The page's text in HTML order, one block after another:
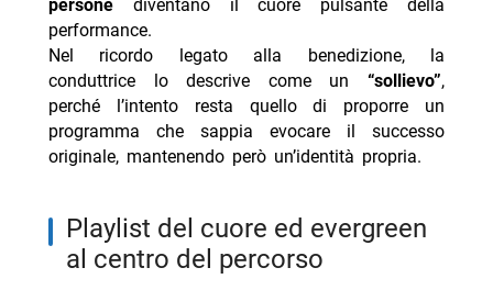
personediventano il cuore pulsante della
performance.
Nel ricordo legato alla benedizione, la
conduttrice lo descrive come un“sollievo”,
perché l’intento resta quello di proporre un
programma che sappia evocare il successo
originale, mantenendo però un’identità propria.
playlist del cuore ed evergreen
al centro del percorso